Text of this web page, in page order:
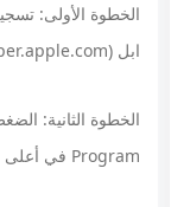
الخطوة الأولى:
ابل (https://developer.apple.com/).
Program في أعلى الصفحة.